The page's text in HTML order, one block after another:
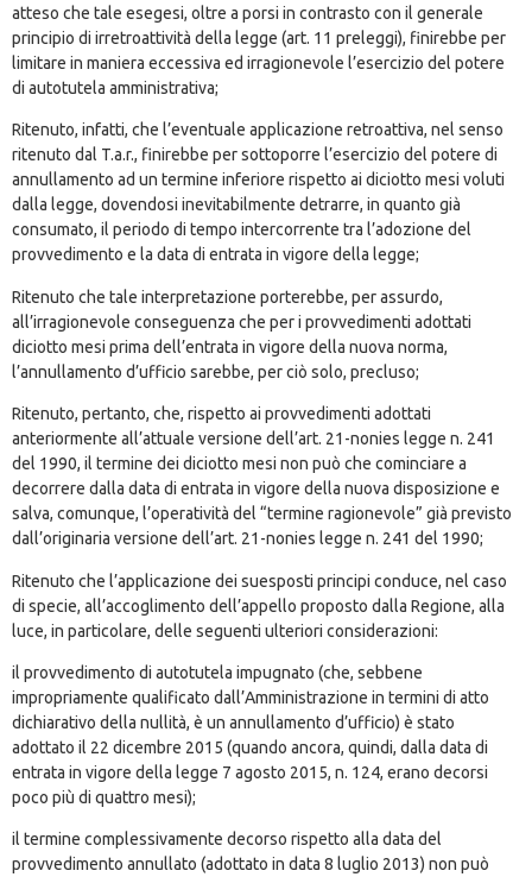
atteso che tale esegesi, oltre a porsi in contrasto con il generale
principio di irretroattività della legge (art. 11 preleggi), finirebbe per
limitare in maniera eccessiva ed irragionevole l’esercizio del potere
di autotutela amministrativa;
Ritenuto, infatti, che l’eventuale applicazione retroattiva, nel senso
ritenuto dal T.a.r., finirebbe per sottoporre l’esercizio del potere di
annullamento ad un termine inferiore rispetto ai diciotto mesi voluti
dalla legge, dovendosi inevitabilmente detrarre, in quanto già
consumato, il periodo di tempo intercorrente tra l’adozione del
provvedimento e la data di entrata in vigore della legge;
Ritenuto che tale interpretazione porterebbe, per assurdo,
all’irragionevole conseguenza che per i provvedimenti adottati
diciotto mesi prima dell’entrata in vigore della nuova norma,
l’annullamento d’ufficio sarebbe, per ciò solo, precluso;
Ritenuto, pertanto, che, rispetto ai provvedimenti adottati
anteriormente all’attuale versione dell’art. 21-nonies legge n. 241
del 1990, il termine dei diciotto mesi non può che cominciare a
decorrere dalla data di entrata in vigore della nuova disposizione e
salva, comunque, l’operatività del “termine ragionevole” già previsto
dall’originaria versione dell’art. 21-nonies legge n. 241 del 1990;
Ritenuto che l’applicazione dei suesposti principi conduce, nel caso
di specie, all’accoglimento dell’appello proposto dalla Regione, alla
luce, in particolare, delle seguenti ulteriori considerazioni:
il provvedimento di autotutela impugnato (che, sebbene
impropriamente qualificato dall’Amministrazione in termini di atto
dichiarativo della nullità, è un annullamento d’ufficio) è stato
adottato il 22 dicembre 2015 (quando ancora, quindi, dalla data di
entrata in vigore della legge 7 agosto 2015, n. 124, erano decorsi
poco più di quattro mesi);
il termine complessivamente decorso rispetto alla data del
provvedimento annullato (adottato in data 8 luglio 2013) non può